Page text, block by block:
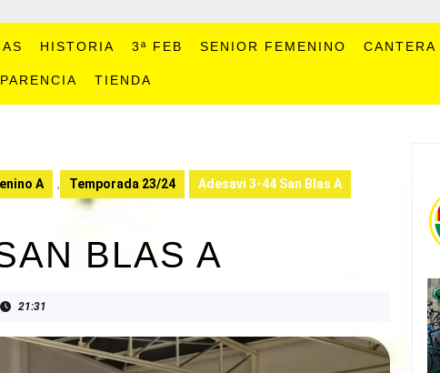
HISTORIA 3ª FEB SENIOR FEMENINO CANTERA
TIENDA
A , Temporada 23/24 Adesavi 3-44 San Blas A
BLAS A
21:31